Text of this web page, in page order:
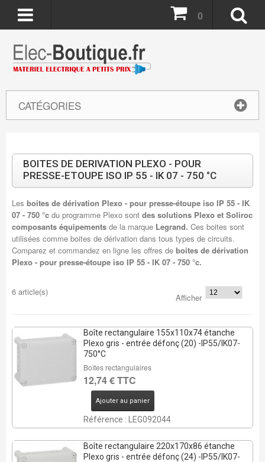
CATÉGORIES
0
BOITES DE DERIVATION PLEXO - POUR
PRESSE-ETOUPE ISO IP 55 - IK 07 - 750 °C
Les boites de dérivation Plexo - pour presse-étoupe iso IP 55 - IK
07 - 750 °c du programme Plexo sontdes solutions Plexo et Soliroc
composants équipementsde la marqueLegrand. Ces boites sont
utilisées comme boites de dérivation dans tous types de circuits.
Comparez et commandez en ligne les offres de boites de dérivation
Plexo - pour presse-étoupe iso IP 55 - IK 07 - 750 °c.
6 article(s)
Afficher
Boîte rectangulaire 155x110x74 étanche
Plexo gris - entrée défonç (20) -IP55/IK07-
750°C
Boîtes rectangulaires
12,74 € TTC
Ajouter au panier
Référence : LEG092044
Boîte rectangulaire 220x170x86 étanche
Plexo gris - entrée défonç (24) -IP55/IK07-